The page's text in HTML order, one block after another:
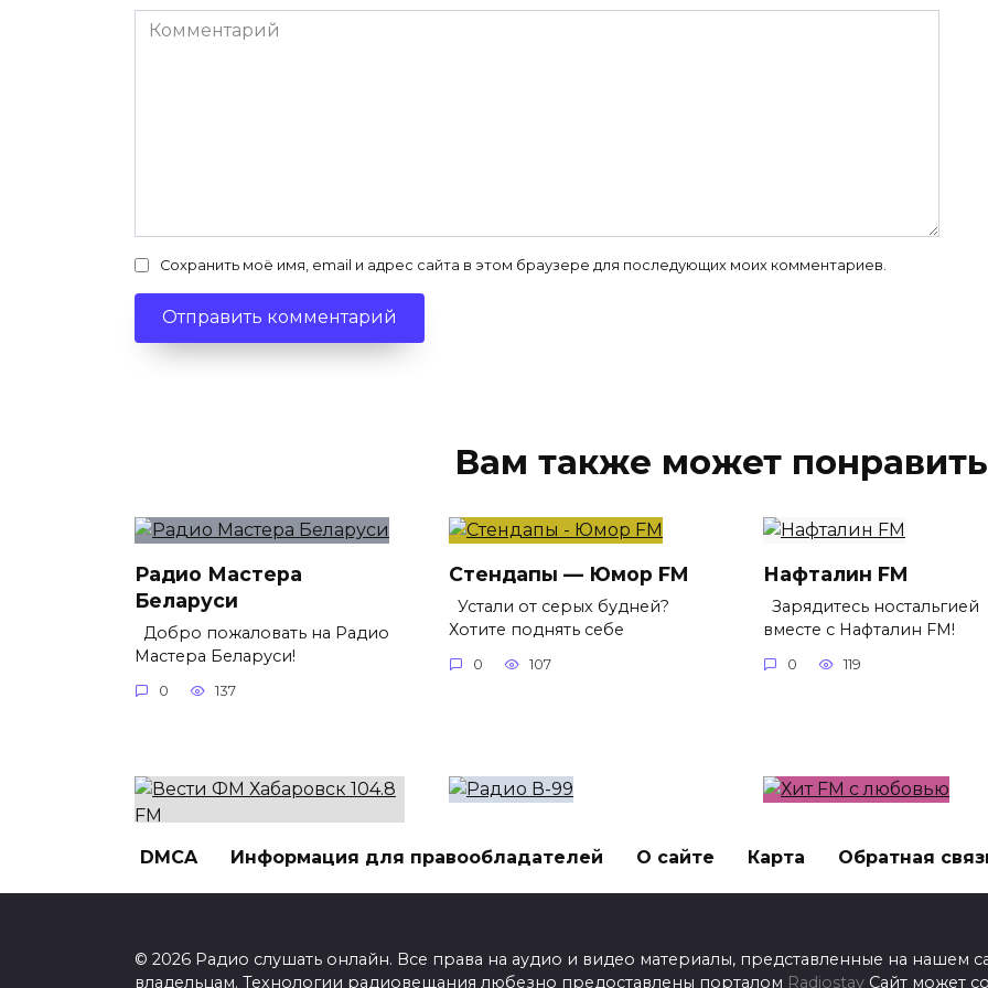
Комментарий
Сохранить моё имя, email и адрес сайта в этом браузере для последующих моих комментариев.
Вам также может
Радио Мастера
Беларуси
Добро пожаловать на Радио
Мастера Беларуси!
0 137
Стендапы — Юмор FM
Устали от серых будней?
Хотите поднять себе
0 107
Нафталин FM
Зарядитесь ностальгией
вместе с Нафталин FM!
0 119
Вести ФМ Хабаровск
0 123
Зарядитесь позитивом и
отличным настроением
Хотите окунуться в мир
зажигательных хитов и
DMCA Информация для правообладателей О сайте Карта Обратная
© 2026 Радио слушать онлайн. Все права на аудио и видео материалы, представленные на нашем
владельцам. Технологии радиовещания любезно предоставлены порталом Radiostay Сайт может